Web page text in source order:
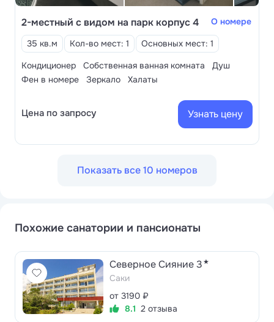
2-местный с видом на парк корпус 4
О номере
35 кв.м
Кол-во мест: 1
Основных мест: 1
Кондиционер
Собственная ванная комната
Душ
Фен в номере
Зеркало Халаты
Цена по запросу Узнать цену
Показать все 10 номеров
Похожие санатории и пансионаты
Северное Сияние 3 ★
Саки
от 3190 ₽
8.1 2 отзыва